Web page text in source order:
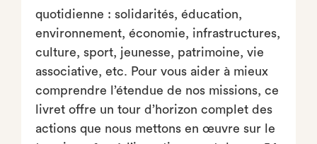
quotidienne : solidarités, éducation,
environnement, économie, infrastructures,
culture, sport, jeunesse, patrimoine, vie
associative, etc. Pour vous aider à mieux
comprendre l’étendue de nos missions, ce
livret offre un tour d’horizon complet des
actions que nous mettons en œuvre sur le